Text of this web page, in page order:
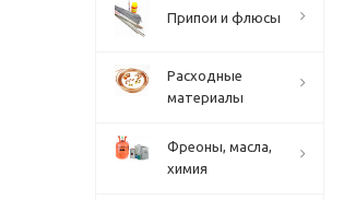
Припои и флюсы
Расходные
материалы
Фреоны, масла,
химия